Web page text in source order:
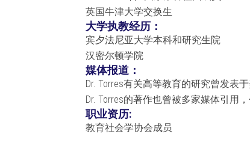
英国牛津大学交换生
大学执教经历：
宾夕法尼亚大学本科和研究生院
汉密尔顿学院
媒体报道：
Dr. Torres有关高等教育的研究曾发表
Dr. Torres的著作也曾被多家媒体引用
职业资历:
教育社会学协会成员